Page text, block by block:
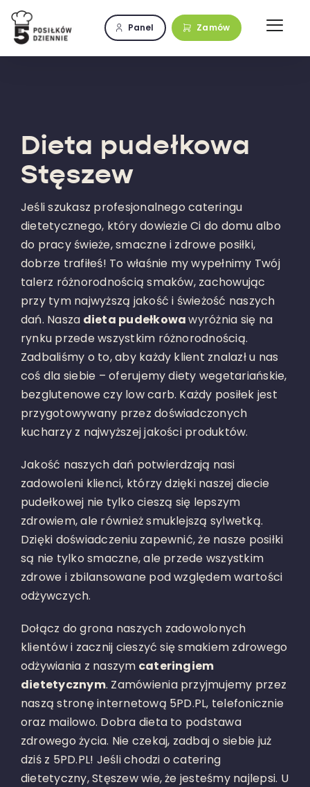
Przejdź
zawartości
Panel Zamów
Dieta pudełkowa
Stęszew
Jeśli szukasz profesjonalnego cateringu
dietetycznego, który dowiezie Ci do domu albo
do pracy świeże, smaczne i zdrowe posiłki,
dobrze trafiłeś! To właśnie my wypełnimy Twój
talerz różnorodnością smaków, zachowując
przy tym najwyższą jakość i świeżość naszych
dań. Nasza dieta pudełkowawyróżnia się na
rynku przede wszystkim różnorodnością.
Zadbaliśmy o to, aby każdy klient znalazł u nas
coś dla siebie – oferujemy diety wegetariańskie,
bezglutenowe czy low carb. Każdy posiłek jest
przygotowywany przez doświadczonych
kucharzy z najwyższej jakości produktów.
Jakość naszych dań potwierdzają nasi
zadowoleni klienci, którzy dzięki naszej diecie
pudełkowej nie tylko cieszą się lepszym
zdrowiem, ale również smuklejszą sylwetką.
Dzięki doświadczeniu zapewnić, że nasze posiłki
są nie tylko smaczne, ale przede wszystkim
zdrowe i zbilansowane pod względem wartości
odżywczych.
Dołącz do grona naszych zadowolonych
klientów i zacznij cieszyć się smakiem zdrowego
odżywiania z naszym cateringiem
dietetycznym. Zamówienia przyjmujemy przez
naszą stronę internetową 5PD.PL, telefonicznie
oraz mailowo. Dobra dieta to podstawa
zdrowego życia. Nie czekaj, zadbaj o siebie już
dziś z 5PD.PL! Jeśli chodzi o catering
dietetyczny, Stęszew wie, że jesteśmy najlepsi. U